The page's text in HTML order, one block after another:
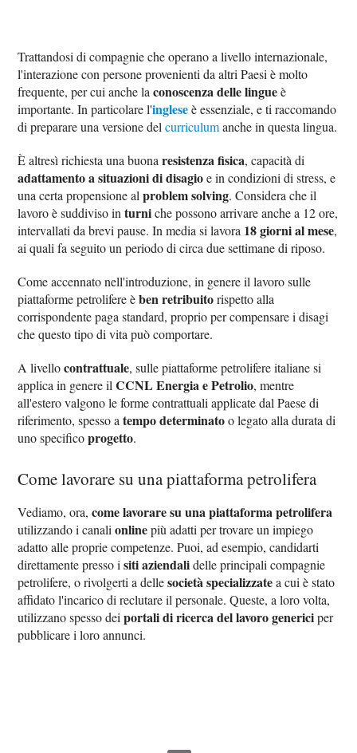
Trattandosi di compagnie che operano a livello internazionale,
l'interazione con persone provenienti da altri Paesi è molto
frequente, per cui anche laconoscenza delle lingueè
importante. In particolare l'ingleseè essenziale, e ti raccomando
di preparare una versione delcurriculumanche in questa lingua.
È altresì richiesta una buonaresistenza fisica, capacità di
adattamento a situazioni di disagioe in condizioni di stress, e
una certa propensione alproblem solving. Considera che il
lavoro è suddiviso inturniche possono arrivare anche a 12 ore,
intervallati da brevi pause. In media si lavora 18 giorni al mese,
ai quali fa seguito un periodo di circa due settimane di riposo.
Come accennato nell'introduzione, in genere il lavoro sulle
piattaforme petrolifere èben retribuitorispetto alla
corrispondente paga standard, proprio per compensare i disagi
che questo tipo di vita può comportare.
A livellocontrattuale, sulle piattaforme petrolifere italiane si
applica in genere ilCCNL Energia e Petrolio, mentre
all'estero valgono le forme contrattuali applicate dal Paese di
riferimento, spesso atempo determinatoo legato alla durata di
uno specificoprogetto.
Come lavorare su una piattaforma petrolifera
Vediamo, ora,come lavorare su una piattaforma petrolifera
utilizzando i canalionlinepiù adatti per trovare un impiego
adatto alle proprie competenze. Puoi, ad esempio, candidarti
direttamente presso isiti aziendalidelle principali compagnie
petrolifere, o rivolgerti a dellesocietà specializzatea cui è stato
affidato l'incarico di reclutare il personale. Queste, a loro volta,
utilizzano spesso deiportali di ricerca del lavoro genericiper
pubblicare i loro annunci.